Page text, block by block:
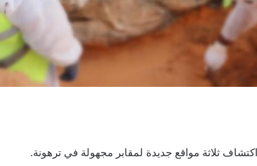
ثلاثة مواقع جديدة لمقابر مجهولة في ترهونة.